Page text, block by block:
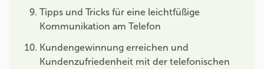
Tipps und Tricks für eine leichtfüßige
Kommunikation am Telefon
Kundengewinnung erreichen und
Kundenzufriedenheit mit der telefonischen